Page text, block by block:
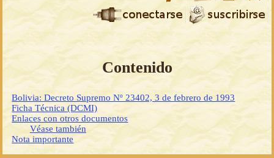
Contenido
Bolivia: Decreto Supremo Nº 23402, 3 de febrero de 1993
Ficha Técnica (DCMI)
Enlaces con otros documentos
Véase también
Nota importante